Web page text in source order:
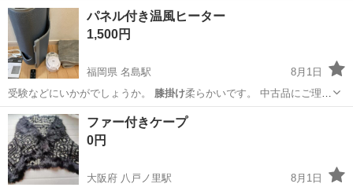
福岡 福岡市 寝具 状態
パネル付き温風ヒーター
1,500円
福岡県 名島駅
8月1日
受験などにいかがでしょうか。 膝掛け柔らかいです。 中古品にご理解
いただけ…
福岡 福岡市 名島駅 季節、空調家電
ファー付きケープ
0円
大阪府 八戸ノ里駅
8月1日